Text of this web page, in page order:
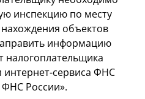
инспекцию по месту
объектов
информацию
налогоплательщика
интернет-сервиса ФНС
ФНС России».